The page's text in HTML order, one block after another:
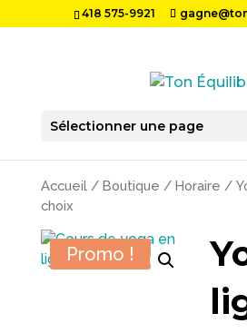
418 575-9921
Sélectionner une page
Accueil/ Boutique / Horaire /
choix
Promo !